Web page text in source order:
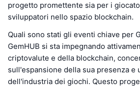
progetto promettente sia per i
sviluppatori nello spazio blockchain.
Quali sono stati gli eventi chiave per
GemHUB si sta impegnando
criptovalute e della blockchain,
sull'espansione della sua presenza e
dell'industria dei giochi. Questo